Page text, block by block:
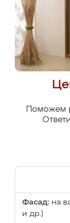
Поможем
Фасад: на
и др.)